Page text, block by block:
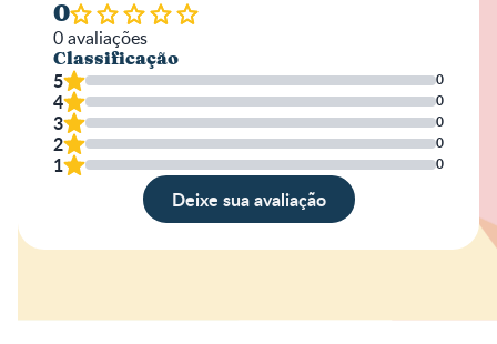
0
0avaliações
Classificação
5 0
4 0
3 0
2 0
1 0
Deixe sua avaliação